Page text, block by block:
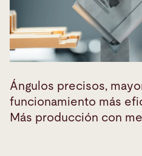
Ángulos precisos,
funcionamiento más
Más producción con